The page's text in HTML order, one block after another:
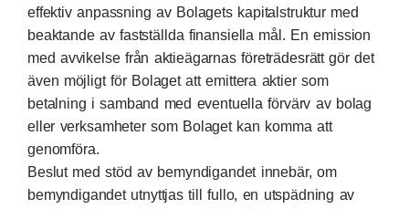
effektiv anpassning av Bolagets kapitalstruktur med
beaktande av fastställda finansiella mål. En emission
med avvikelse från aktieägarnas företrädesrätt gör det
även möjligt för Bolaget att emittera aktier som
betalning i samband med eventuella förvärv av bolag
eller verksamheter som Bolaget kan komma att
genomföra.
Beslut med stöd av bemyndigandet innebär, om
bemyndigandet utnyttjas till fullo, en utspädning av